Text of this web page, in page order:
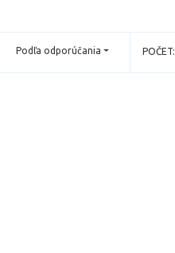
POČET:
Podľa odporúčania